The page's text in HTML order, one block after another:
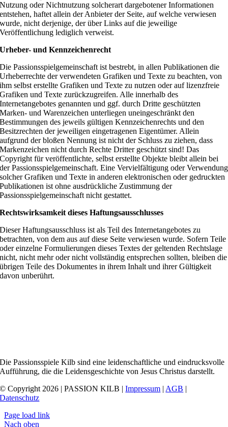
Nutzung oder Nichtnutzung solcherart dargebotener Informationen
entstehen, haftet allein der Anbieter der Seite, auf welche verwiesen
wurde, nicht derjenige, der über Links auf die jeweilige
Veröffentlichung lediglich verweist.
Urheber- und Kennzeichenrecht
Die Passionsspielgemeinschaft ist bestrebt, in allen Publikationen die
Urheberrechte der verwendeten Grafiken und Texte zu beachten, von
ihm selbst erstellte Grafiken und Texte zu nutzen oder auf lizenzfreie
Grafiken und Texte zurückzugreifen. Alle innerhalb des
Internetangebotes genannten und ggf. durch Dritte geschützten
Marken- und Warenzeichen unterliegen uneingeschränkt den
Bestimmungen des jeweils gültigen Kennzeichenrechts und den
Besitzrechten der jeweiligen eingetragenen Eigentümer. Allein
aufgrund der bloßen Nennung ist nicht der Schluss zu ziehen, dass
Markenzeichen nicht durch Rechte Dritter geschützt sind! Das
Copyright für veröffentlichte, selbst erstellte Objekte bleibt allein bei
der Passionsspielgemeinschaft. Eine Vervielfältigung oder Verwendung
solcher Grafiken und Texte in anderen elektronischen oder gedruckten
Publikationen ist ohne ausdrückliche Zustimmung der
Passionsspielgemeinschaft nicht gestattet.
Rechtswirksamkeit dieses Haftungsausschlusses
Dieser Haftungsausschluss ist als Teil des Internetangebotes zu
betrachten, von dem aus auf diese Seite verwiesen wurde. Sofern Teile
oder einzelne Formulierungen dieses Textes der geltenden Rechtslage
nicht, nicht mehr oder nicht vollständig entsprechen sollten, bleiben die
übrigen Teile des Dokumentes in ihrem Inhalt und ihrer Gültigkeit
davon unberührt.
Die Passionsspiele Kilb sind eine leidenschaftliche und eindrucksvolle
Aufführung, die die Leidensgeschichte von Jesus Christus darstellt.
© Copyright 2026 | PASSION KILB |Impressum | AGB |
Datenschutz
Page load link
Nach oben